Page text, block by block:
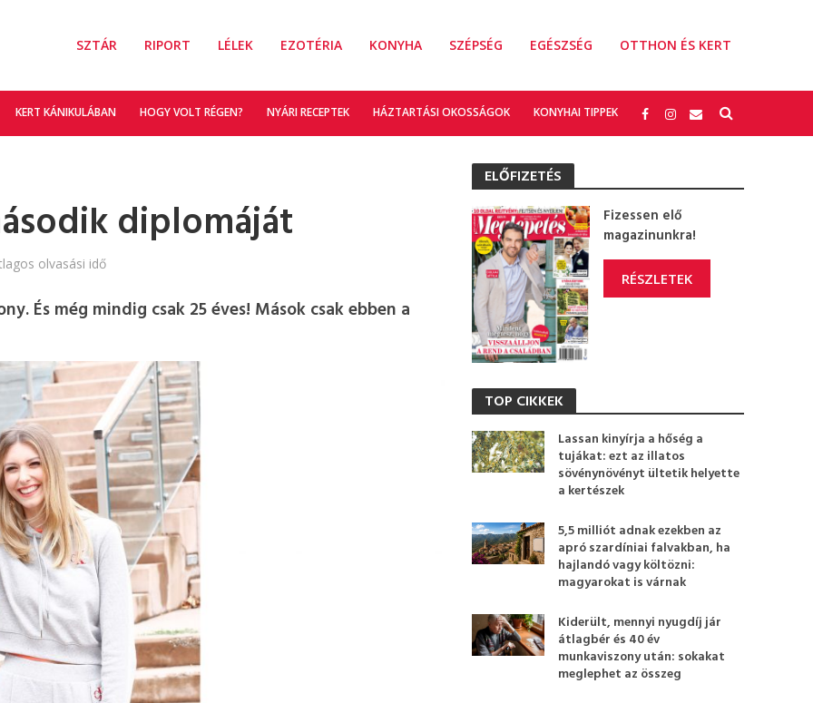
SZTÁR RIPORT LÉLEK EZOTÉRIA KONYHA SZÉPSÉG EGÉSZSÉG OTTHON ÉS KERT
KERT KÁNIKULÁBAN HOGY VOLT RÉGEN? NYÁRI RECEPTEK HÁZTARTÁSI OKOSSÁGOK KONYHAI TIPPEK
diplomáját
olvasási idő
És még mindig csak 25 éves! Mások csak ebben a
ELŐFIZETÉS
Fizessen elő
magazinunkra!
RÉSZLETEK
TOP CIKKEK
Lassan kinyírja a hőség a
tujákat: ezt az illatos
sövénynövényt ültetik helyette
a kertészek
5,5 milliót adnak ezekben az
apró szardíniai falvakban, ha
hajlandó vagy költözni:
magyarokat is várnak
Kiderült, mennyi nyugdíj jár
átlagbér és 40 év
munkaviszony után: sokakat
meglephet az összeg